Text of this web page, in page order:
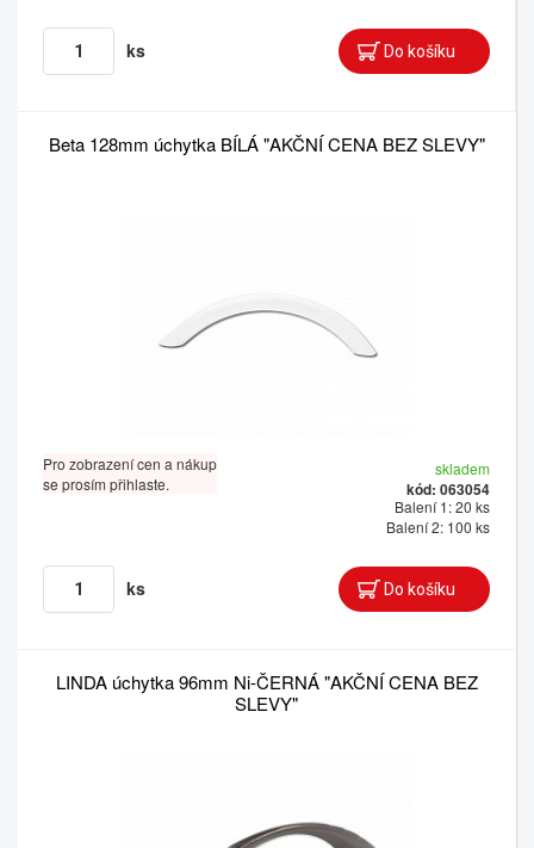
ks
Beta 128mm úchytka BÍLÁ "AKČNÍ CENA BEZ SLEVY"
Pro zobrazení cen a nákup
se prosím přihlaste.
skladem
kód: 063054
Balení 1: 20 ks
Balení 2: 100 ks
ks
LINDA úchytka 96mm Ni-ČERNÁ "AKČNÍ CENA BEZ
SLEVY"